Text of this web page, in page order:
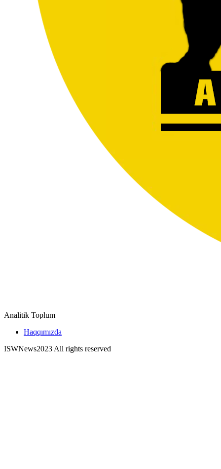
Analitik Toplum
Haqqımızda
ISWNews2023 All rights reserved